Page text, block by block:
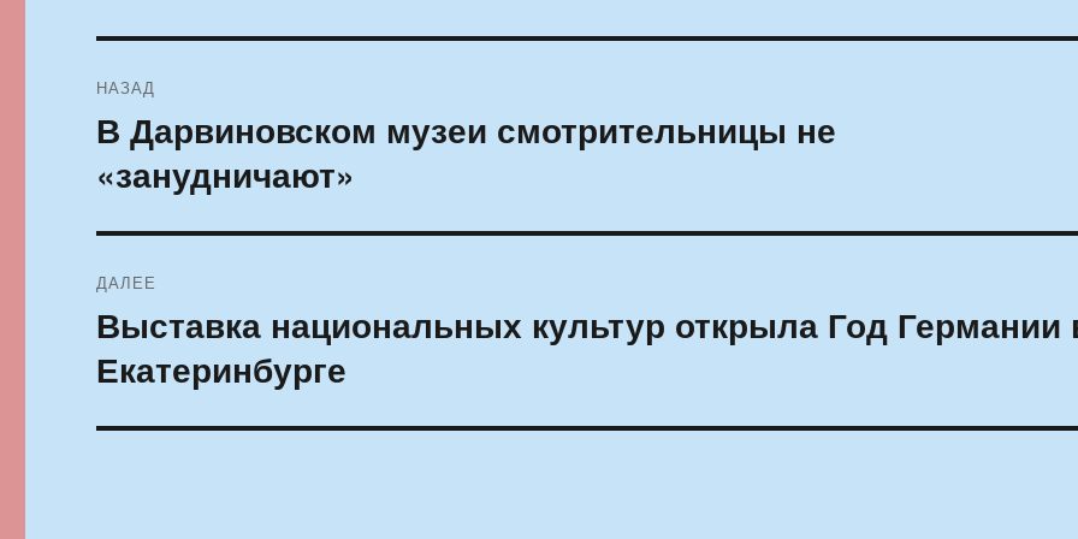
по
записям
НАЗАД
Предыдущая
запись:
В Дарвиновском музеи смотрительницы не
«занудничают»
ДАЛЕЕ
Следующая
Выставка национальных культур открыла Год Германии
Екатеринбурге